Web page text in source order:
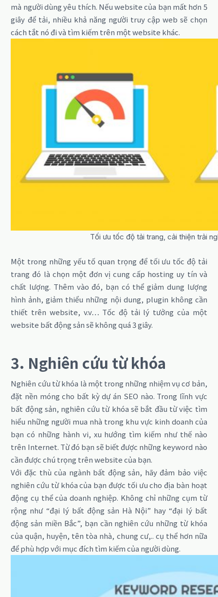
mà người dùng yêu thích. Nếu website của bạn mất hơn 5
giây để tải, nhiều khả năng người truy cập web sẽ chọn
cách tắt nó đi và tìm kiếm trên một website khác.
Tối ưu tốc độ tải trang, cải thiện trải
Một trong những yếu tố quan trọng để tối ưu tốc độ tải
trang đó là chọn một đơn vị cung cấp hosting uy tín và
chất lượng. Thêm vào đó, bạn có thể giảm dung lượng
hình ảnh, giảm thiểu những nội dung, plugin không cần
thiết trên website, v.v… Tốc độ tải lý tưởng của một
website bất động sản sẽ không quá 3 giây.
3. Nghiên cứu từ khóa
Nghiên cứu từ khóa là một trong những nhiệm vụ cơ bản,
đặt nền móng cho bất kỳ dự án SEO nào. Trong lĩnh vực
bất động sản, nghiên cứu từ khóa sẽ bắt đầu từ việc tìm
hiểu những người mua nhà trong khu vực kinh doanh của
bạn có những hành vi, xu hướng tìm kiếm như thế nào
trên Internet. Từ đó bạn sẽ biết được những keyword nào
cần được chú trọng trên website của bạn.
Với đặc thù của ngành bất động sản, hãy đảm bảo việc
nghiên cứu từ khóa của bạn được tối ưu cho địa bàn hoạt
động cụ thể của doanh nghiệp. Không chỉ những cụm từ
rộng như “đại lý bất động sản Hà Nội” hay “đại lý bất
động sản miền Bắc”, bạn cần nghiên cứu những từ khóa
của quận, huyện, tên tòa nhà, chung cư,.. cụ thể hơn nữa
để phù hợp với mục đích tìm kiếm của người dùng.